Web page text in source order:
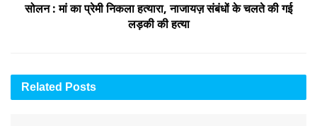
सोलन : मां का प्रेमी निकला हत्यारा, नाजायज़ संबंधों के चलते की गई
लड़की की हत्या
Related Posts